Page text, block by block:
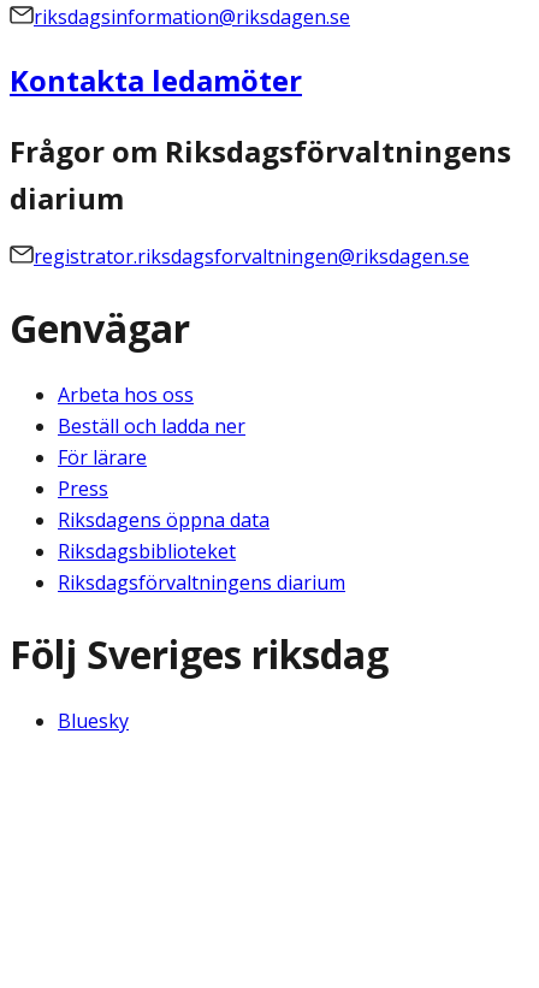
riksdagsinformation@riksdagen.se
Kontakta ledamöter
Frågor om Riksdagsförvaltningens
diarium
registrator.riksdagsforvaltningen@riksdagen.se
Genvägar
Arbeta hos oss
Beställ och ladda ner
För lärare
Press
Riksdagens öppna data
Riksdagsbiblioteket
Riksdagsförvaltningens diarium
Följ Sveriges riksdag
Bluesky